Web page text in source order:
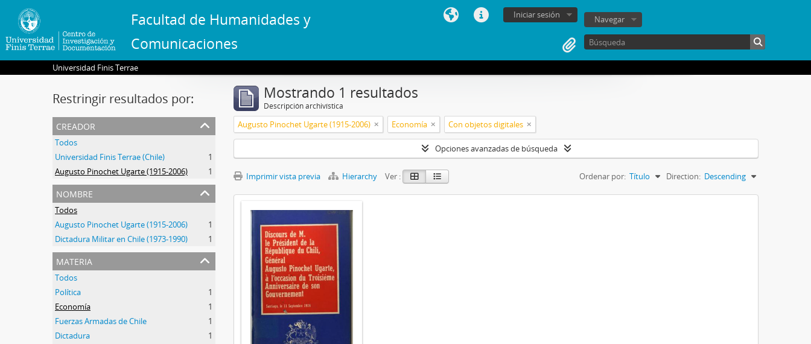
Facultad de Humanidades y
Comunicaciones
Iniciar sesión Navegar
Universidad Finis Terrae
Restringir resultados por:
creador
Todos
Universidad Finis Terrae (Chile)
1
Augusto Pinochet Ugarte (1915-2006)
1
nombre
Todos
Augusto Pinochet Ugarte (1915-2006)
1
Dictadura Militar en Chile (1973-1990)
1
materia
Todos
Política
1
Economía
1
Fuerzas Armadas de Chile
1
Dictadura
1
Mostrando 1 resultados
Descripción archivística
Augusto Pinochet Ugarte (1915-2006) Economía Con objetos digitales
Opciones avanzadas de búsqueda
Imprimir vista previa Hierarchy Ver : Ordenar por: Título Direction: Descending